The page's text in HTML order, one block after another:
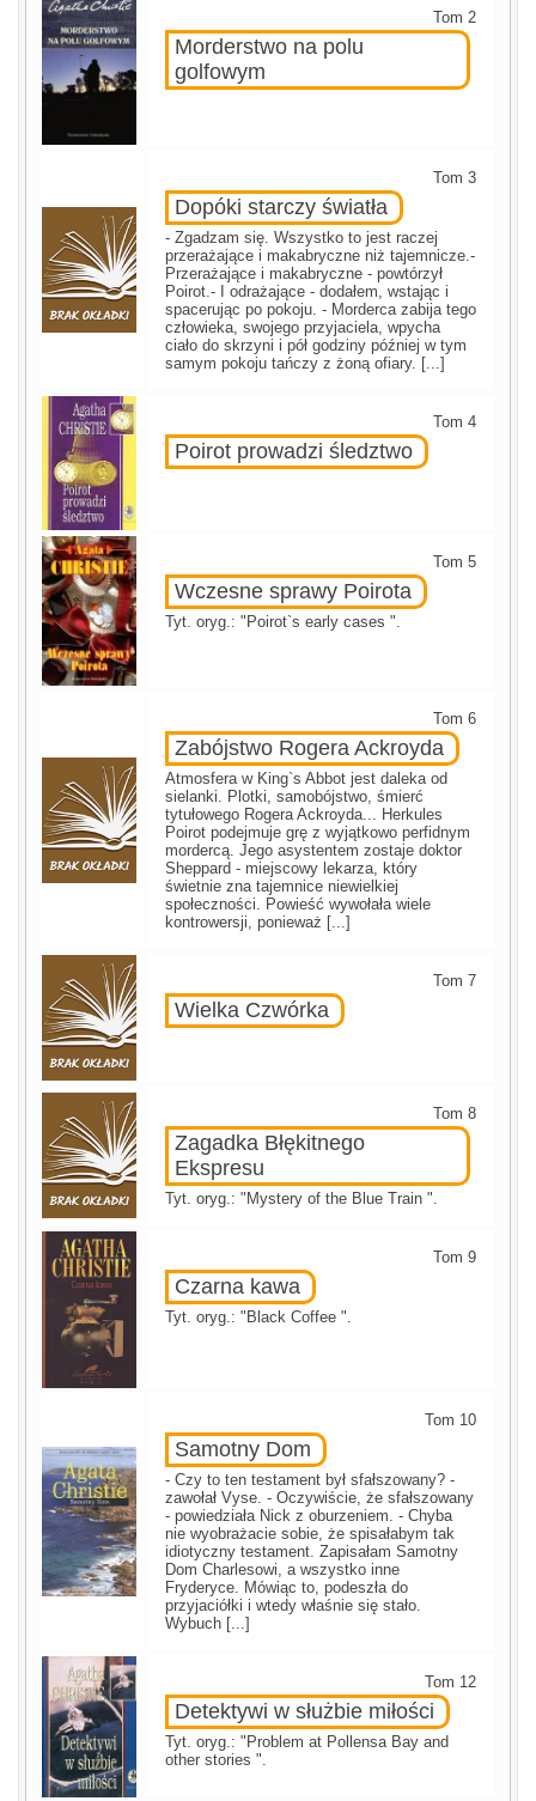
Tom 2
Morderstwo na polu
golfowym
Tom 3
Dopóki starczy światła
- Zgadzam się. Wszystko to jest raczej
przerażające i makabryczne niż tajemnicze.-
Przerażające i makabryczne - powtórzył
Poirot.- I odrażające - dodałem, wstając i
spacerując po pokoju. - Morderca zabija tego
człowieka, swojego przyjaciela, wpycha
ciało do skrzyni i pół godziny później w tym
samym pokoju tańczy z żoną ofiary. [...]
Tom 4
Poirot prowadzi śledztwo
Tom 5
Wczesne sprawy Poirota
Tyt. oryg.: "Poirot`s early cases ".
Tom 6
Zabójstwo Rogera Ackroyda
Atmosfera w King`s Abbot jest daleka od
sielanki. Plotki, samobójstwo, śmierć
tytułowego Rogera Ackroyda... Herkules
Poirot podejmuje grę z wyjątkowo perfidnym
mordercą. Jego asystentem zostaje doktor
Sheppard - miejscowy lekarza, który
świetnie zna tajemnice niewielkiej
społeczności. Powieść wywołała wiele
kontrowersji, ponieważ [...]
Tom 7
Wielka Czwórka
Tom 8
Zagadka Błękitnego
Ekspresu
Tyt. oryg.: "Mystery of the Blue Train ".
Tom 9
Czarna kawa
Tyt. oryg.: "Black Coffee ".
Tom 10
Samotny Dom
- Czy to ten testament był sfałszowany? -
zawołał Vyse. - Oczywiście, że sfałszowany
- powiedziała Nick z oburzeniem. - Chyba
nie wyobrażacie sobie, że spisałabym tak
idiotyczny testament. Zapisałam Samotny
Dom Charlesowi, a wszystko inne
Fryderyce. Mówiąc to, podeszła do
przyjaciółki i wtedy właśnie się stało.
Wybuch [...]
Tom 12
Detektywi w służbie miłości
Tyt. oryg.: "Problem at Pollensa Bay and
other stories ".